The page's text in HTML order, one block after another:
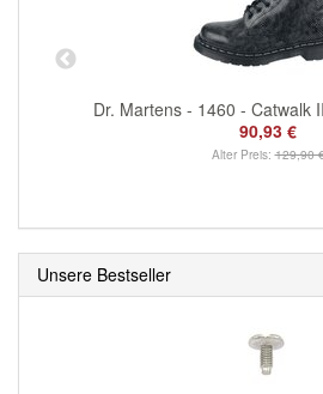
Dr. Martens - 1460 - Catwalk
90,93 €
Alter Preis:129,90
Unsere Bestseller